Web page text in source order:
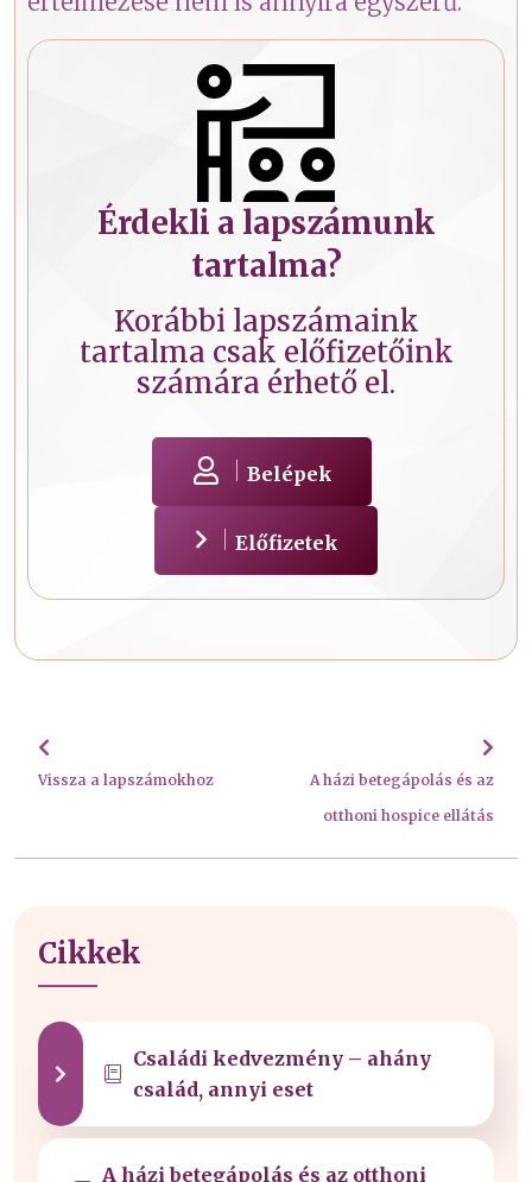
Érdekli a lapszámunk
tartalma?
Korábbi lapszámaink
tartalma csak előfizetőink
számára érhető el.
Belépek
Előfizetek
Vissza a lapszámokhoz
A házi betegápolás és az
otthoni hospice ellátás
Cikkek
Családi kedvezmény – ahány
család, annyi eset
A házi betegápolás és az otthoni